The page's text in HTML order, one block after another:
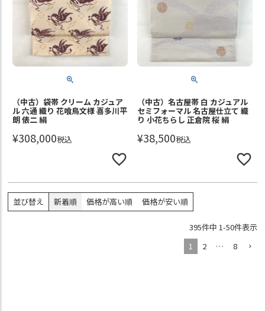
（中古）袋帯 クリーム カジュア
ル 六通 織り 花喰鳥文様 喜多川平
朗 俵二 絹
¥308,000税込
（中古）名古屋帯 白 カジュアル
セミフォーマル 名古屋仕立て 織
り 小花ちらし 正倉院 桜 絹
¥38,500税込
並び替え 新着順 価格が高い順 価格が安い順
395件中 1-50件表示
1
2 … 8